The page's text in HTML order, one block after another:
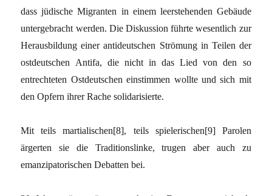
dass jüdische Migranten in einem leerstehenden Gebäude
untergebracht werden. Die Diskussion führte wesentlich zur
Herausbildung einer antideutschen Strömung in Teilen der
ostdeutschen Antifa, die nicht in das Lied von den so
entrechteten Ostdeutschen einstimmen wollte und sich mit
den Opfern ihrer Rache solidarisierte.
Mit teils martialischen[8], teils spielerischen[9] Parolen
ärgerten sie die Traditionslinke, trugen aber auch zu
emanzipatorischen Debatten bei.